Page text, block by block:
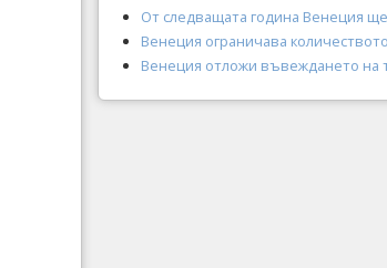
От следващата година Венеция
Венеция ограничава
Венеция отложи въвеждането на